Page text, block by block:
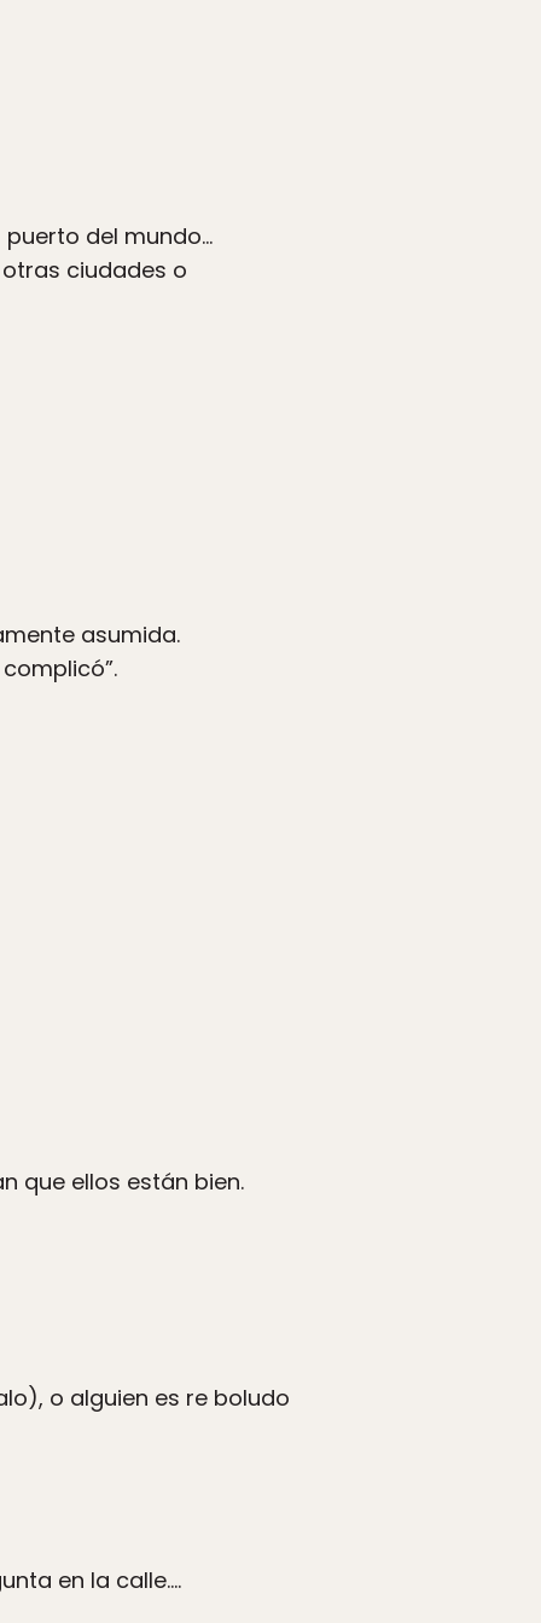
puerto del mundo…
ciudades o
asumida.
que ellos están bien.
o alguien es re boludo
en la calle….